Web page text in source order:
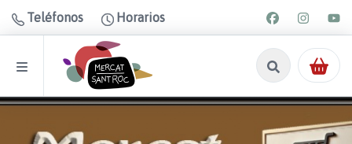
Teléfonos Horarios